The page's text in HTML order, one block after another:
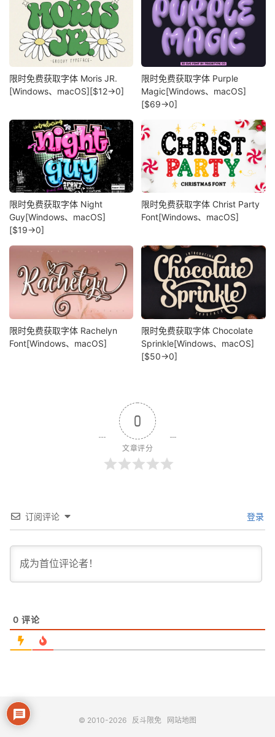
限时免费获取字体 Moris JR.
[Windows、macOS][$12→0]
限时免费获取字体 Purple
Magic[Windows、macOS]
[$69→0]
限时免费获取字体 Night
Guy[Windows、macOS]
[$19→0]
限时免费获取字体 Christ Party
Font[Windows、macOS]
限时免费获取字体 Rachelyn
Font[Windows、macOS]
限时免费获取字体 Chocolate
Sprinkle[Windows、macOS]
[$50→0]
0
文章评分
订阅评论 登录
0 评论
© 2010-2026 反斗限免 网站地图